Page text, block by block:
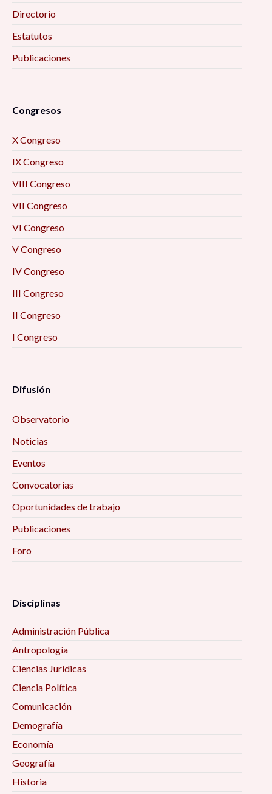
Directorio
Estatutos
Publicaciones
Congresos
X Congreso
IX Congreso
VIII Congreso
VII Congreso
VI Congreso
V Congreso
IV Congreso
III Congreso
II Congreso
I Congreso
Difusión
Observatorio
Noticias
Eventos
Convocatorias
Oportunidades de trabajo
Publicaciones
Foro
Disciplinas
Administración Pública
Antropología
Ciencias Jurídicas
Ciencia Política
Comunicación
Demografía
Economía
Geografía
Historia